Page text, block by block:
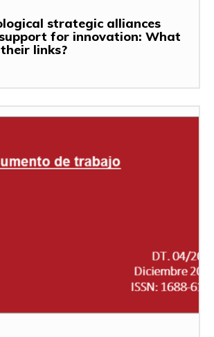
strategic alliances
for innovation: What
links?